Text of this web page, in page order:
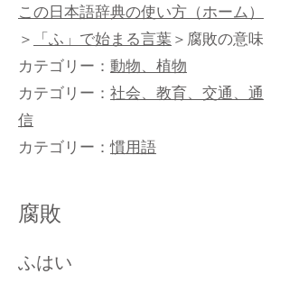
この日本語辞典の使い方（ホーム）
＞「ふ」で始まる言葉＞腐敗の意味
カテゴリー： 動物、植物
カテゴリー： 社会、教育、交通、通
信
カテゴリー：慣用語
腐敗
ふはい